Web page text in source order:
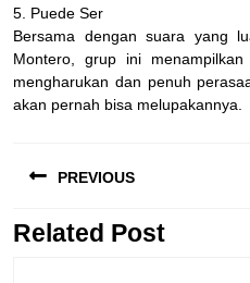
5. Puede Ser
Bersama dengan suara yang
Montero, grup ini
mengharukan dan penuh
akan pernah bisa melupakannya.
posPREVIOUS
Previous
Related Post